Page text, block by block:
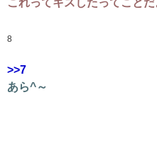
8
>>7
あら^～